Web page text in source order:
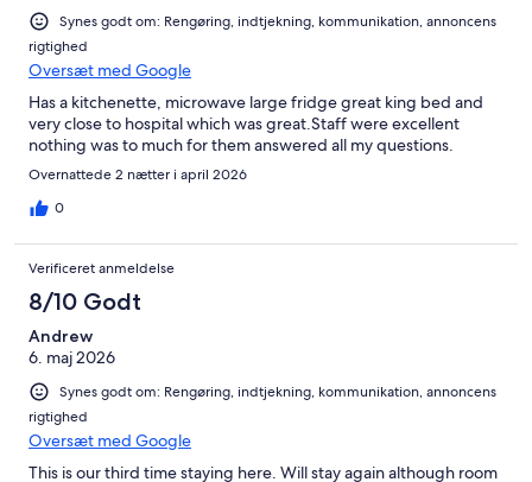
Synes godt om: Rengøring, indtjekning, kommunikation, annoncens
rigtighed
Oversæt med Google
Has a kitchenette, microwave large fridge great king bed and
very close to hospital which was great.Staff were excellent
nothing was to much for them answered all my questions.
Overnattede 2 nætter i april 2026
0
Verificeret anmeldelse
8/10 Godt
Andrew
6. maj 2026
Synes godt om: Rengøring, indtjekning, kommunikation, annoncens
rigtighed
Oversæt med Google
This is our third time staying here. Will stay again although room